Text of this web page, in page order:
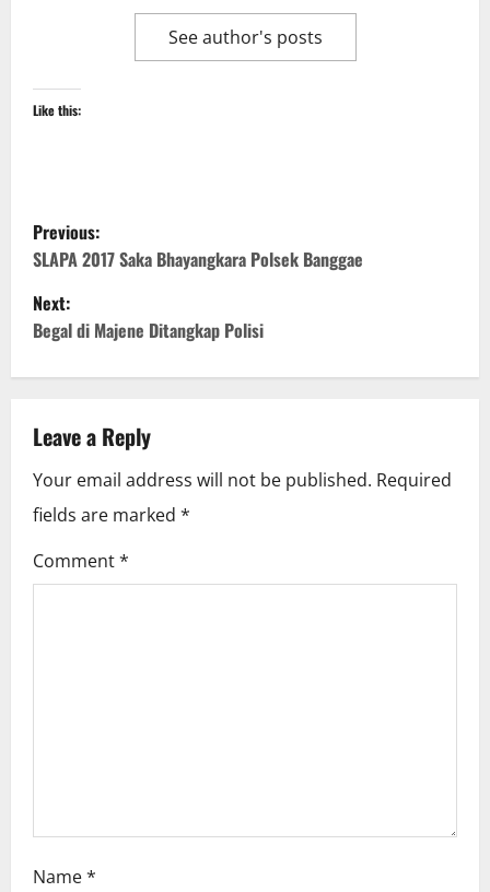
See author's posts
Like this:
P
o
s
a
v
i
g
Previous:
SLAPA 2017 Saka Bhayangkara Polsek Banggae
Next:
Begal di Majene Ditangkap Polisi
Leave a Reply
Your email address will not be published. Required
fields are marked *
Comment*
Name*